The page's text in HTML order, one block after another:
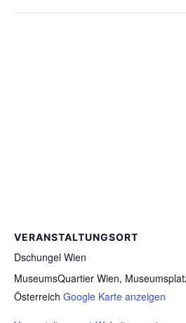
VERANSTALTUNGSORT
Dschungel Wien
MuseumsQuartier Wien,
Österreich Google Karte anzeigen